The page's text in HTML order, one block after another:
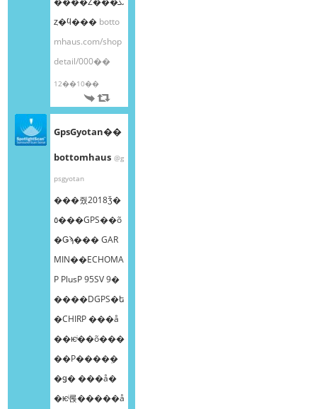
ȥ�ϥ��� botto
mhaus.com/shop
detail/000��
12��10��
GpsGyotan��
bottomhaus @g
psgyotan
���줬2018ǯ�
٥���GPS��õ
�Ǥϡ��� GAR
MIN��ECHOMA
P PlusP 95SV 9�
����DGPS�ե
�CHIRP ���å
��ѥͥ��õ���
��Ρ����ܸ�
�ǥ� ���å�
�ѥͥ롡�����å